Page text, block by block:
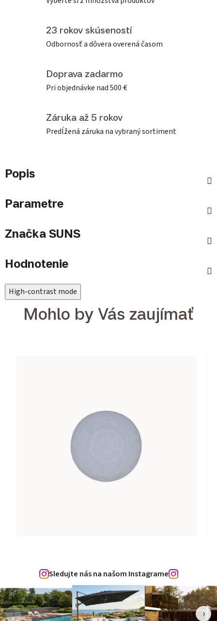
23 rokov skúseností
Odbornosť a dôvera overená časom
Doprava zadarmo
Pri objednávke nad 500 €
Záruka až 5 rokov
Predĺžená záruka na vybraný sortiment
Popis
Parametre
Značka SUNS
Hodnotenie
High-contrast mode
Mohlo by Vás zaujímať
Sledujte nás na našom Instagrame
‹ ›